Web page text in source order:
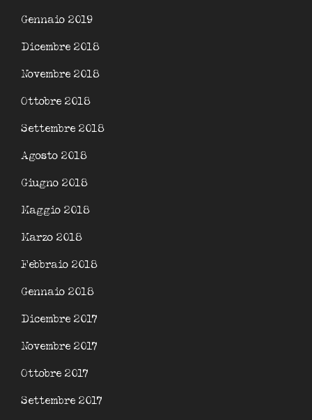
Gennaio 2019
Dicembre 2018
Novembre 2018
Ottobre 2018
Settembre 2018
Agosto 2018
Giugno 2018
Maggio 2018
Marzo 2018
Febbraio 2018
Gennaio 2018
Dicembre 2017
Novembre 2017
Ottobre 2017
Settembre 2017